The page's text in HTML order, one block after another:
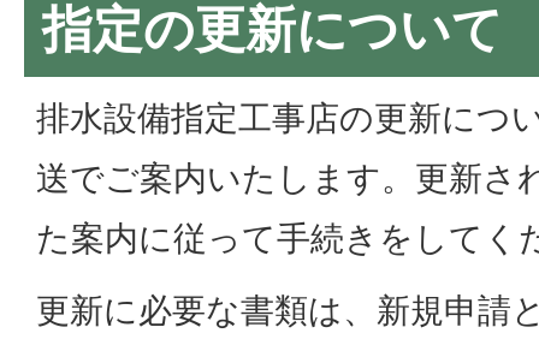
指定の更新について
排水設備指定工事店の更新につ
送でご案内いたします。更新さ
た案内に従って手続きをしてく
更新に必要な書類は、新規申請